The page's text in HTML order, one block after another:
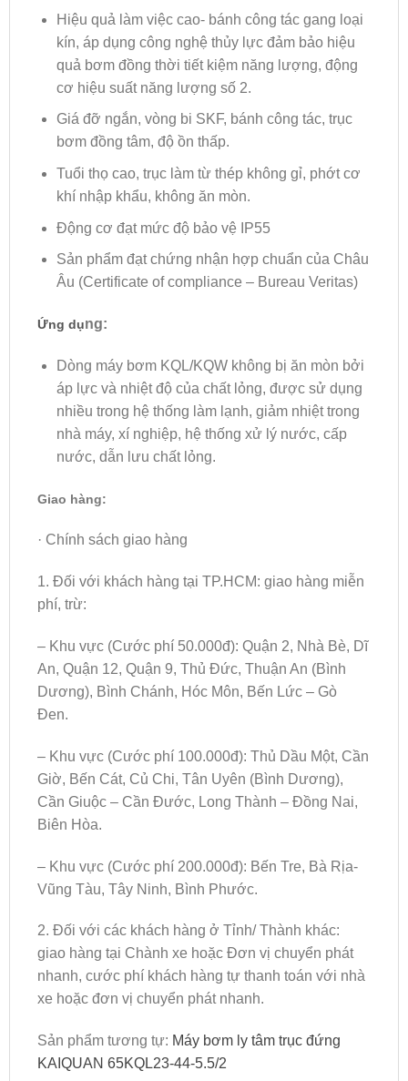
Hiệu quả làm việc cao- bánh công tác gang loại
kín, áp dụng công nghệ thủy lực đảm bảo hiệu
quả bơm đồng thời tiết kiệm năng lượng, động
cơ hiệu suất năng lượng số 2.
Giá đỡ ngắn, vòng bi SKF, bánh công tác, trục
bơm đồng tâm, độ ồn thấp.
Tuổi thọ cao, trục làm từ thép không gỉ, phớt cơ
khí nhập khẩu, không ăn mòn.
Động cơ đạt mức độ bảo vệ IP55
Sản phẩm đạt chứng nhận hợp chuẩn của Châu
Âu (Certificate of compliance – Bureau Veritas)
Ứng dụng:
Dòng máy bơm KQL/KQW không bị ăn mòn bởi
áp lực và nhiệt độ của chất lỏng, được sử dụng
nhiều trong hệ thống làm lạnh, giảm nhiệt trong
nhà máy, xí nghiệp, hệ thống xử lý nước, cấp
nước, dẫn lưu chất lỏng.
Giao hàng:
· Chính sách giao hàng
1. Đối với khách hàng tại TP.HCM: giao hàng miễn
phí, trừ:
– Khu vực (Cước phí 50.000đ): Quận 2, Nhà Bè, Dĩ
An, Quận 12, Quận 9, Thủ Đức, Thuận An (Bình
Dương), Bình Chánh, Hóc Môn, Bến Lức – Gò
Đen.
– Khu vực (Cước phí 100.000đ): Thủ Dầu Một, Cần
Giờ, Bến Cát, Củ Chi, Tân Uyên (Bình Dương),
Cần Giuộc – Cần Đước, Long Thành – Đồng Nai,
Biên Hòa.
– Khu vực (Cước phí 200.000đ): Bến Tre, Bà Rịa-
Vũng Tàu, Tây Ninh, Bình Phước.
2. Đối với các khách hàng ở Tỉnh/ Thành khác:
giao hàng tại Chành xe hoặc Đơn vị chuyển phát
nhanh, cước phí khách hàng tự thanh toán với nhà
xe hoặc đơn vị chuyển phát nhanh.
Sản phẩm tương tự: Máy bơm ly tâm trục đứng
KAIQUAN 65KQL23-44-5.5/2